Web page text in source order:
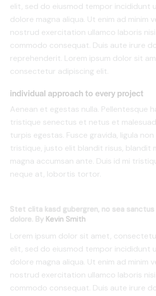
elit, sed do eiusmod tempor incididunt
dolore magna aliqua. Ut enim ad minim
nostrud exercitation ullamco laboris
commodo consequat. Duis aute irure
reprehenderit. Lorem ipsum dolor sit
consectetur adipiscing elit.
individual approach to every project
Aenean et egestas nulla. Pellentesque
tristique senectus et netus et
turpis egestas. Fusce gravida, ligula
tristique, justo elit blandit risus, blandit
magna accumsan ante. Duis id mi
neque at, lobortis tortor.
Stet clita kasd gubergren, no sea
dolore. By Kevin Smith
Lorem ipsum dolor sit amet,
elit, sed do eiusmod tempor incididunt
dolore magna aliqua. Ut enim ad minim
nostrud exercitation ullamco laboris
commodo consequat. Duis aute irure